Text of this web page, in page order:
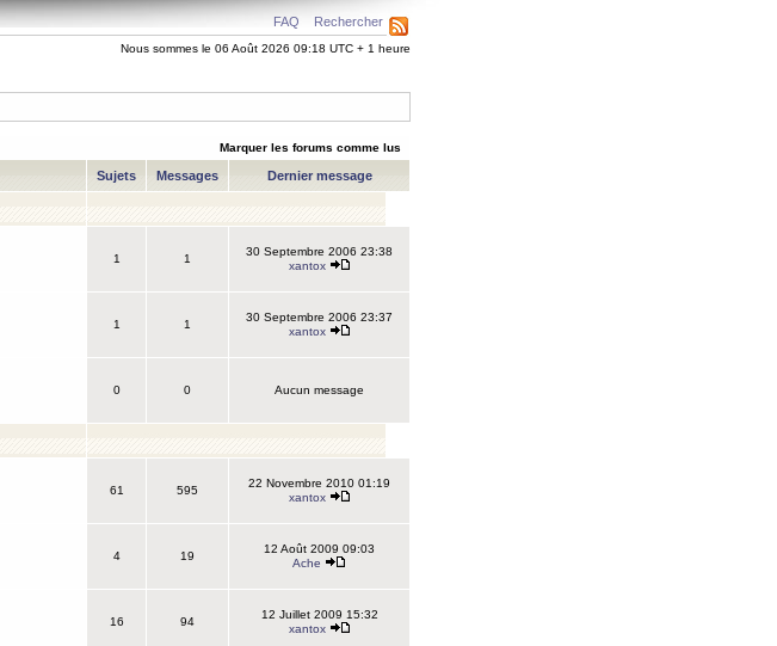
FAQ Rechercher
Nous sommes le 06 Août 2026 09:18 UTC + 1 heure
Marquer les forums comme lus
Sujets Messages Dernier message
1 1
30 Septembre 2006 23:38
xantox
1 1
30 Septembre 2006 23:37
xantox
0 0 Aucun message
61 595
22 Novembre 2010 01:19
xantox
4 19
12 Août 2009 09:03
Ache
16 94
12 Juillet 2009 15:32
xantox